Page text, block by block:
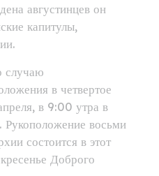
августинцев он
капитулы,
случаю
в четвертое
в 9:00 утра в
Рукоположение восьми
состоится в этот
Доброго